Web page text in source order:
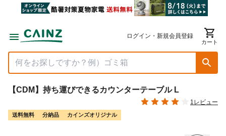
ログイン・新規会員登録
カート
【CDM】持ち運びできるカウンターテーブル L
1レビュー
送料無料 分納品 カインズオリジナル